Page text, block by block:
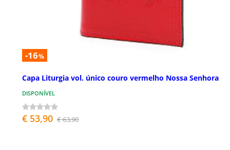
-16%
Capa Liturgia vol. único couro vermelho Nossa Senhora
DISPONÍVEL
€ 53,90 € 63,90